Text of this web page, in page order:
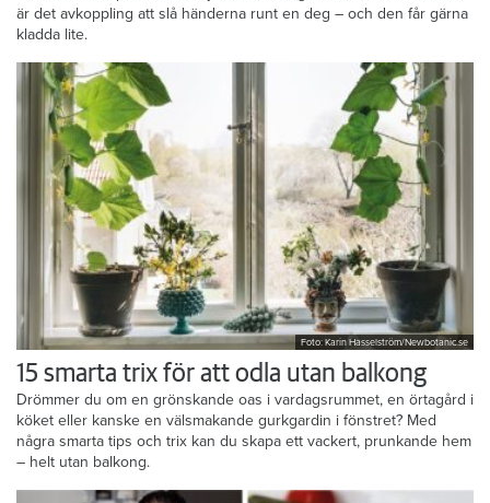
är det avkoppling att slå händerna runt en deg – och den får gärna
kladda lite.
Foto: Karin Hasselström/Newbotanic.se
15 smarta trix för att odla utan balkong
Drömmer du om en grönskande oas i vardagsrummet, en örtagård i
köket eller kanske en välsmakande gurkgardin i fönstret? Med
några smarta tips och trix kan du skapa ett vackert, prunkande hem
– helt utan balkong.